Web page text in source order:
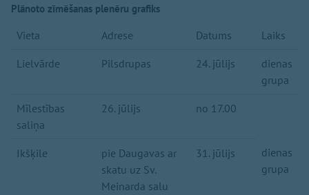
Plānoto zīmēšanas plenēru grafiks
Vieta
Adrese Datums Laiks
Lielvārde Pilsdrupas 24. jūlijs
dienas
grupa
Mīlestības
saliņa
26. jūlijs no 17.00
Ikšķile
pie Daugavas ar
skatu uz Sv.
Meinarda salu
31. jūlijs
dienas
grupa